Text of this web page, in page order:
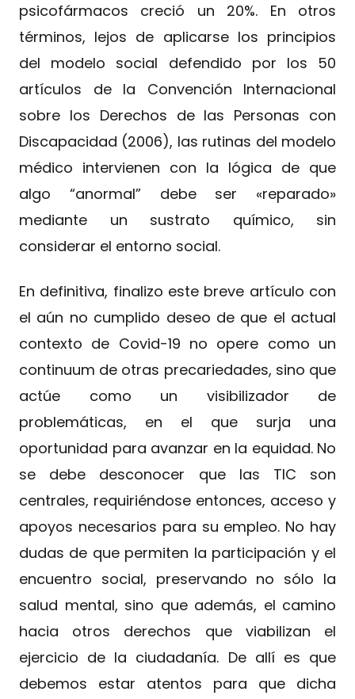
psicofármacos creció un 20%. En otros
términos, lejos de aplicarse los principios
del modelo social defendido por los 50
artículos de la Convención Internacional
sobre los Derechos de las Personas con
Discapacidad (2006), las rutinas del modelo
médico intervienen con la lógica de que
algo “anormal” debe ser «reparado»
mediante un sustrato químico, sin
considerar el entorno social.
En definitiva, finalizo este breve artículo con
el aún no cumplido deseo de que el actual
contexto de Covid-19 no opere como un
continuum de otras precariedades, sino que
actúe como un visibilizador de
problemáticas, en el que surja una
oportunidad para avanzar en la equidad. No
se debe desconocer que las TIC son
centrales, requiriéndose entonces, acceso y
apoyos necesarios para su empleo. No hay
dudas de que permiten la participación y el
encuentro social, preservando no sólo la
salud mental, sino que además, el camino
hacia otros derechos que viabilizan el
ejercicio de la ciudadanía. De allí es que
debemos estar atentos para que dicha